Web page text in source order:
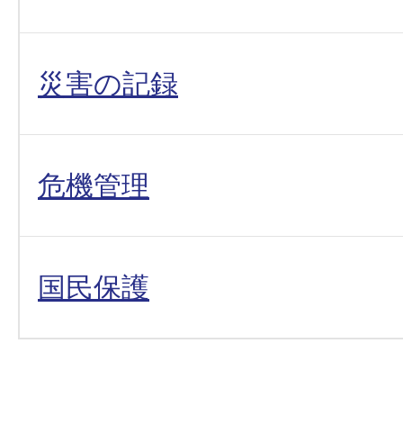
災害の記録
危機管理
国民保護